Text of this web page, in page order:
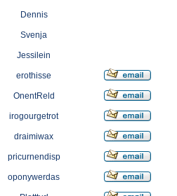
Dennis
Svenja
Jessilein
erothisse
OnentReld
irogourgetrot
draimiwax
pricurnendisp
oponywerdas